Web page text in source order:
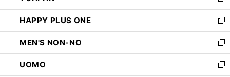
開
く
ウ
で
開
く
ン
ド
ウ
で
開
く
ウ
ィ
ン
ド
ウ
で
し
い
ウ
ィ
ン
ド
HAPPY PLUS ONE
新
し
い
ウ
ィ
MEN'S NON-NO
新
し
い
UOMO
新